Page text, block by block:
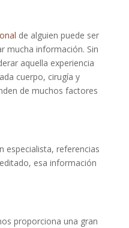
de alguien puede ser
mucha información. Sin
aquella experiencia
cuerpo, cirugía y
de muchos factores
especialista, referencias
esa información
proporciona una gran